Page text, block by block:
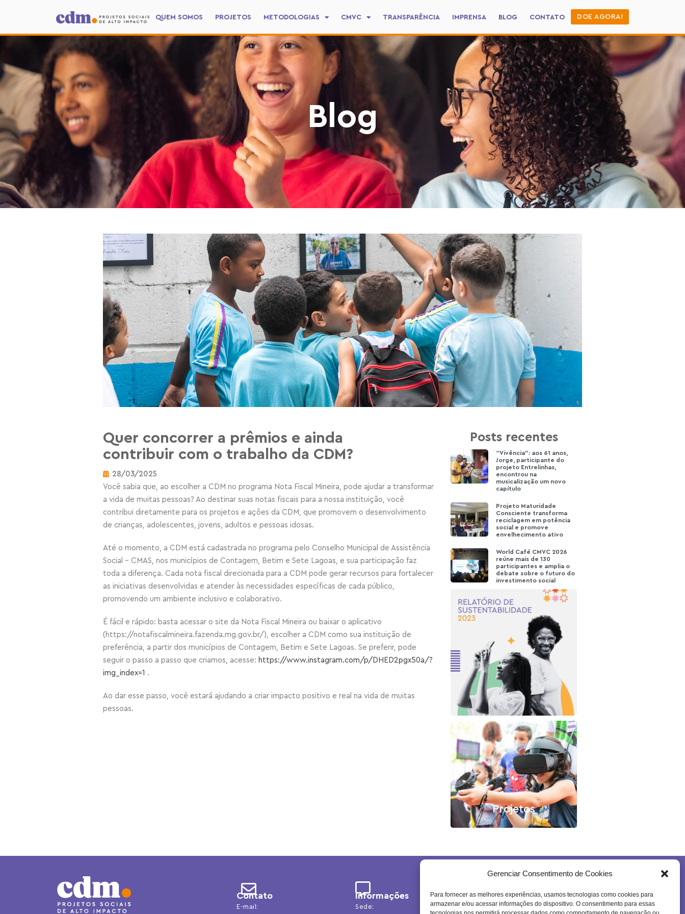
Gerenciar Consentimento de Cookies
Para fornecer as melhores experiências, usamos tecnologias como cookies para
armazenar e/ou acessar informações do dispositivo. O consentimento para essas
QUEM SOMOS PROJETOS METODOLOGIAS CMVC TRANSPARÊNCIA IMPRENSA BLOG CONTATO DOE AGORA!
Blog
Quer concorrer a prêmios e ainda
contribuir com o trabalho da CDM?
28/03/2025
Você sabia que, ao escolher a CDM no programa Nota Fiscal Mineira, pode ajudar a transformar
a vida de muitas pessoas? Ao destinar suas notas fiscais para a nossa instituição, você
contribui diretamente para os projetos e ações da CDM, que promovem o desenvolvimento
de crianças, adolescentes, jovens, adultos e pessoas idosas.
Até o momento, a CDM está cadastrada no programa pelo Conselho Municipal de Assistência
Social – CMAS, nos municípios de Contagem, Betim e Sete Lagoas, e sua participação faz
toda a diferença. Cada nota fiscal direcionada para a CDM pode gerar recursos para fortalecer
as iniciativas desenvolvidas e atender às necessidades específicas de cada público,
promovendo um ambiente inclusivo e colaborativo.
É fácil e rápido: basta acessar o site da Nota Fiscal Mineira ou baixar o aplicativo
(https://notafiscalmineira.fazenda.mg.gov.br/), escolher a CDM como sua instituição de
preferência, a partir dos municípios de Contagem, Betim e Sete Lagoas. Se preferir, pode
seguir o passo a passo que criamos, acesse: https://www.instagram.com/p/DHED2pgx50a/?
img_index=1 .
Ao dar esse passo, você estará ajudando a criar impacto positivo e real na vida de muitas
pessoas.
Posts recentes
“Vivência”: aos 61 anos,
Jorge, participante do
projeto Entrelinhas,
encontrou na
musicalização um novo
capítulo
Projeto Maturidade
Consciente transforma
reciclagem em potência
social e promove
envelhecimento ativo
World Café CMVC 2026
reúne mais de 130
participantes e amplia o
debate sobre o futuro do
investimento social
Projetos
Contato
E-mail:
Informações
Sede: